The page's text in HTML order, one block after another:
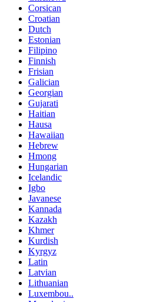
Corsican
Croatian
Dutch
Estonian
Filipino
Finnish
Frisian
Galician
Georgian
Gujarati
Haitian
Hausa
Hawaiian
Hebrew
Hmong
Hungarian
Icelandic
Igbo
Javanese
Kannada
Kazakh
Khmer
Kurdish
Kyrgyz
Latin
Latvian
Lithuanian
Luxembou..